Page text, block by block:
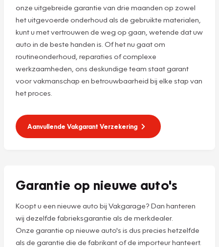
onze uitgebreide garantie van drie maanden op zowel
het uitgevoerde onderhoud als de gebruikte materialen,
kunt u met vertrouwen de weg op gaan, wetende dat uw
auto in de beste handen is. Of het nu gaat om
routineonderhoud, reparaties of complexe
werkzaamheden, ons deskundige team staat garant
voor vakmanschap en betrouwbaarheid bij elke stap van
het proces.
Aanvullende Vakgarant Verzekering
Garantie op nieuwe auto's
Koopt u een nieuwe auto bij Vakgarage? Dan hanteren
wij dezelfde fabrieksgarantie als de merkdealer.
Onze garantie op nieuwe auto's is dus precies hetzelfde
als de garantie die de fabrikant of de importeur hanteert.